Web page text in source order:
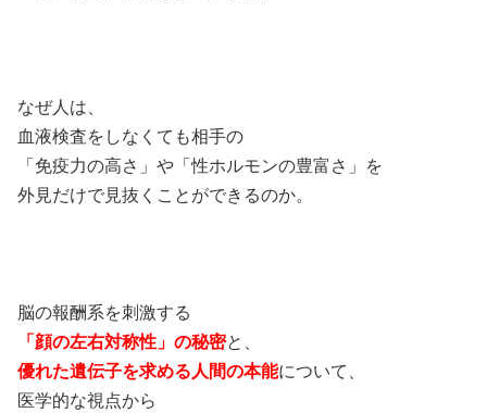
なぜ人は、
血液検査をしなくても相手の
「免疫力の高さ」や「性ホルモンの豊富さ」を
外見だけで見抜くことができるのか。
脳の報酬系を刺激する
「顔の左右対称性」の秘密と、
優れた遺伝子を求める人間の本能について、
医学的な視点から